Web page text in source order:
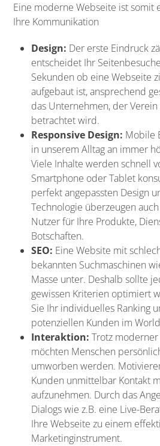
Eine moderne Webseite ist somit
Ihre Kommunikation
Design: Der erste Eindruck
entscheidet Ihr
Sekunden ob eine Webseite
aufgebaut ist, ansprechend
das Unternehmen, der
betrachtet wird.
Responsive Design: Mobile
in unserem Alltag an immer
Viele Inhalte werden schnell
Smartphone oder Tablet
perfekt angepassten Design
Technologie überzeugen
Nutzer für Ihre Produkte,
Botschaften.
SEO: Eine Website mit
bekannten Suchmaschinen
Masse unter. Deshalb sollte
gewissen Kriterien optimiert
Sie Ihr individuelles Ranking
potenziellen Kunden im
Interaktion: Trotz
möchten Menschen
umworben werden.
Kunden unmittelbar Kontakt
aufzunehmen. Durch das
Dialogs wie z.B. eine Live-
Ihre Webseite zu einem
Marketinginstrument.